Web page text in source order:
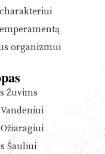
organizmui
Žuvims
Šauliui